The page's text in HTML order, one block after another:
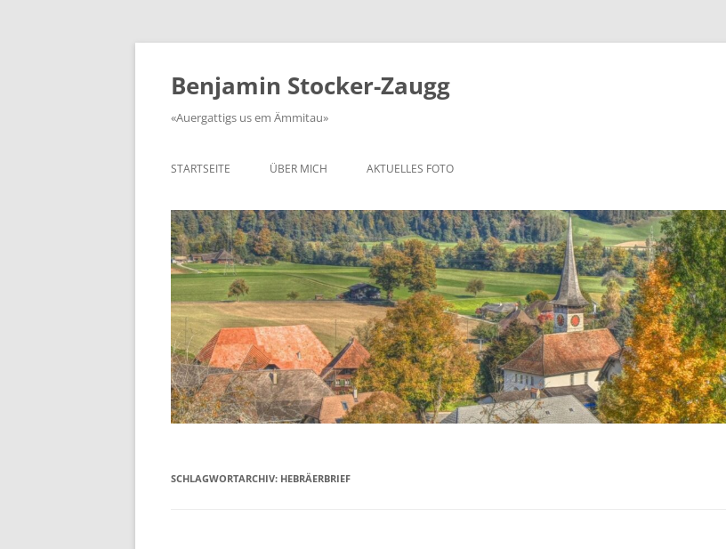
Zum
springen
Benjamin Stocker-Zaugg
«Auergattigs us em Ämmitau»
STARTSEITE ÜBER MICH AKTUELLES FOTO
SCHLAGWORTARCHIV: HEBRÄERBRIEF